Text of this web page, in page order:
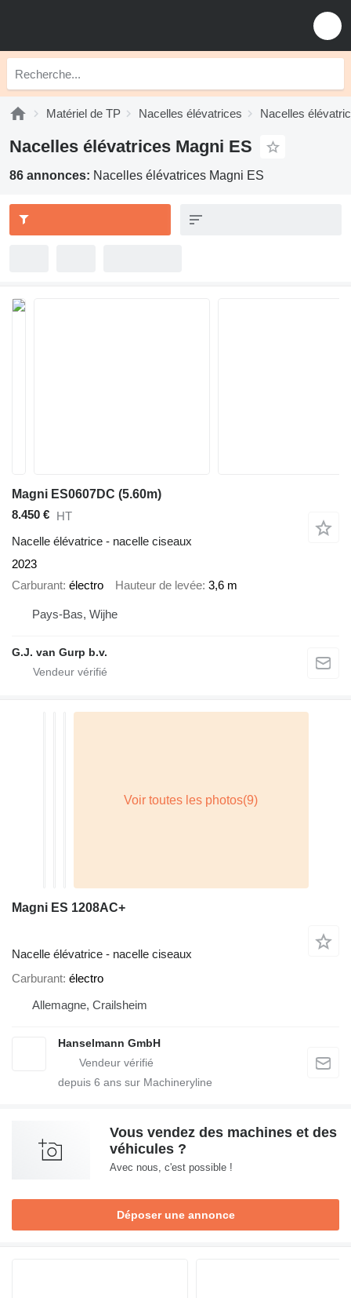
Matériel de TP Nacelles élévatrices Nacelles
Nacelles élévatrices Magni ES
86 annonces: Nacelles élévatrices Magni ES
Magni ES0607DC (5.60m)
8.450 € HT
Nacelle élévatrice - nacelle ciseaux
2023
Carburant électro Hauteur de levée 3,6 m
Pays-Bas, Wijhe
G.J. van Gurp b.v.
Magni ES 1208AC+
Nacelle élévatrice - nacelle ciseaux
Carburant électro
Allemagne, Crailsheim
Hanselmann GmbH
depuis 6 ans sur Machineryline
Vous vendez des machines et des
véhicules ?
Avec nous, c'est possible !
Déposer une annonce